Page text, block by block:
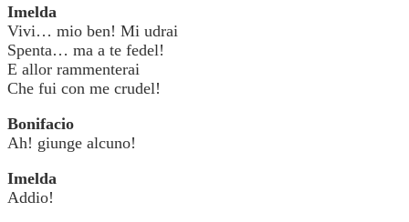
Imelda
Vivi… mio ben! Mi udrai
Spenta… ma a te fedel!
E allor rammenterai
Che fui con me crudel!
Bonifacio
Ah! giunge alcuno!
Imelda
Addio!